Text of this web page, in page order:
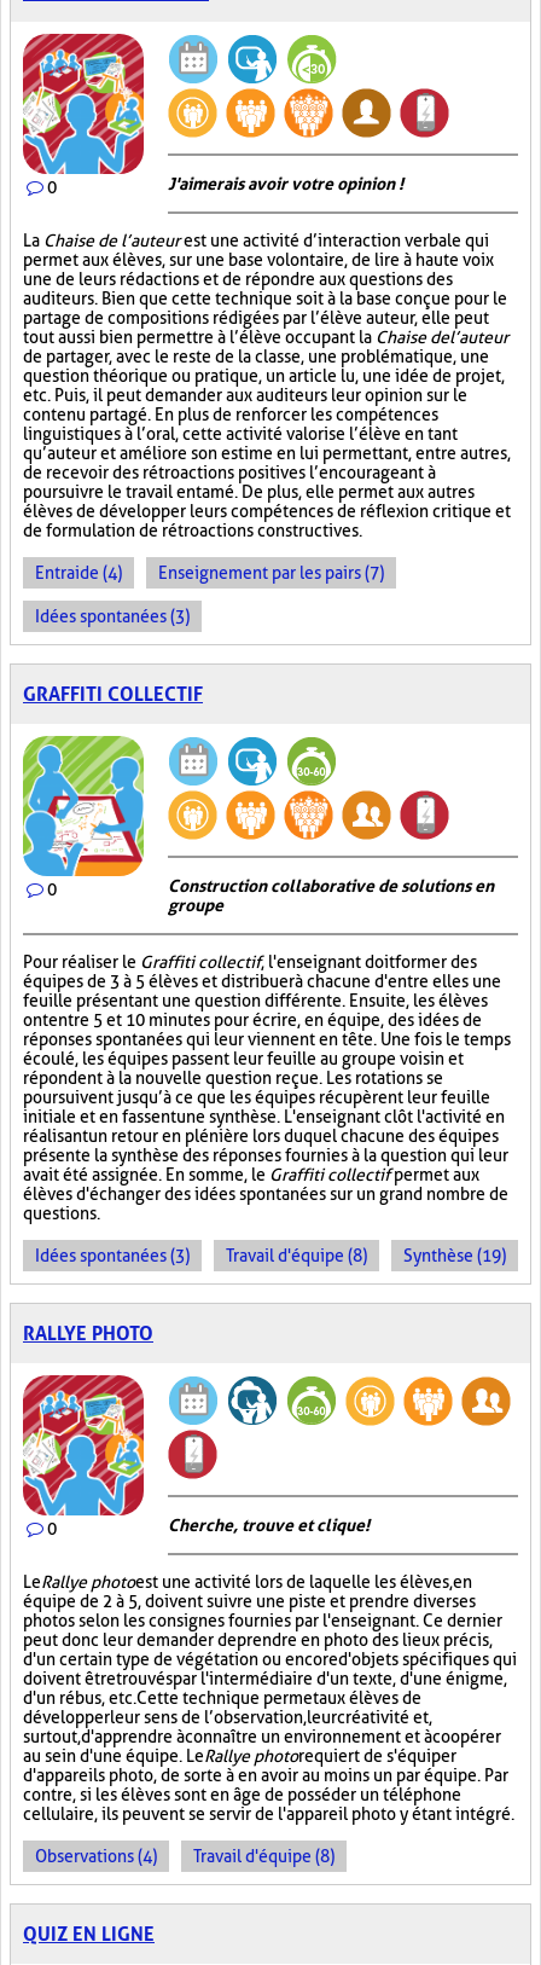
0 J'aimerais avoir votre opinion !
La Chaise de l’auteurest une activité d’interaction verbale qui
permet aux élèves, sur une base volontaire, de lire à haute voix
une de leurs rédactions et de répondre aux questions des
auditeurs. Bien que cette technique soit à la base conçue pour le
partage de compositions rédigées par l’élève auteur, elle peut
tout aussi bien permettre à l’élève occupant la Chaise de l’auteur
de partager, avec le reste de la classe, une problématique, une
question théorique ou pratique, un article lu, une idée de projet,
etc. Puis, il peut demander aux auditeurs leur opinion sur le
contenu partagé. En plus de renforcer les compétences
linguistiques à l’oral, cette activité valorise l’élève en tant
qu’auteur et améliore son estime en lui permettant, entre autres,
de recevoir des rétroactions positives l’encourageant à
poursuivre le travail entamé. De plus, elle permet aux autres
élèves de développer leurs compétences de réflexion critique et
de formulation de rétroactions constructives.
Entraide (4) Enseignement par les pairs (7)
Idées spontanées (3)
GRAFFITI COLLECTIF
0
Construction collaborative de solutions en
groupe
Pour réaliser le Graffiti collectif, l'enseignant doit former des
équipes de 3 à 5 élèves et distribuer à chacune d'entre elles une
feuille présentant une question différente. Ensuite, les élèves
ont entre 5 et 10 minutes pour écrire, en équipe, des idées de
réponses spontanées qui leur viennent en tête. Une fois le temps
écoulé, les équipes passent leur feuille au groupe voisin et
répondent à la nouvelle question reçue. Les rotations se
poursuivent jusqu’à ce que les équipes récupèrent leur feuille
initiale et en fassent une synthèse. L'enseignant clôt l'activité en
réalisant un retour en plénière lors duquel chacune des équipes
présente la synthèse des réponses fournies à la question qui leur
avait été assignée. En somme, le Graffiti collectifpermet aux
élèves d'échanger des idées spontanées sur un grand nombre de
questions.
Idées spontanées (3) Travail d'équipe (8) Synthèse (19)
RALLYE PHOTO
0 Cherche, trouve et clique !
LeRallye photoest une activité lors de laquelle les élèves, en
équipe de 2 à 5, doivent suivre une piste et prendre diverses
photos selon les consignes fournies par l'enseignant. Ce dernier
peut donc leur demander de prendre en photo des lieux précis,
d'un certain type de végétation ou encore d'objets spécifiques qui
doivent être trouvés par l'intermédiaire d'un texte, d'une énigme,
d'un rébus, etc. Cette technique permet aux élèves de
développer leur sens de l’observation, leur créativité et,
surtout, d'apprendre à connaître un environnement et à coopérer
au sein d'une équipe. LeRallye photorequiert de s'équiper
d'appareils photo, de sorte à en avoir au moins un par équipe. Par
contre, si les élèves sont en âge de posséder un téléphone
cellulaire, ils peuvent se servir de l'appareil photo y étant intégré.
Observations (4) Travail d'équipe (8)
QUIZ EN LIGNE